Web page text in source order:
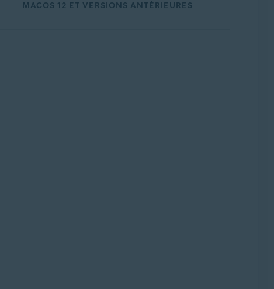
MACOS 12 ET VERSIONS ANTÉRIEURES